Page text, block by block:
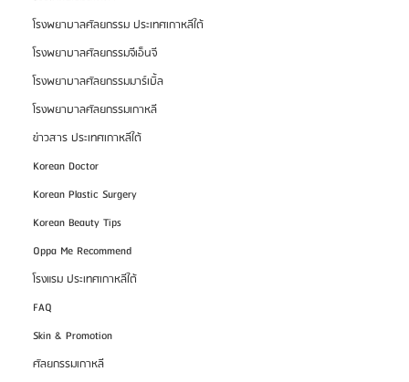
โรงพยาบาลศัลยกรรม ประเทศเกาหลีใต้
โรงพยาบาลศัลยกรรมจีเอ็นจี
โรงพยาบาลศัลยกรรมมาร์เบิ้ล
โรงพยาบาลศัลยกรรมเกาหลี
ข่าวสาร ประเทศเกาหลีใต้
Korean Doctor
Korean Plastic Surgery
Korean Beauty Tips
Oppa Me Recommend
โรงแรม ประเทศเกาหลีใต้
FAQ
Skin & Promotion
ศัลยกรรมเกาหลี